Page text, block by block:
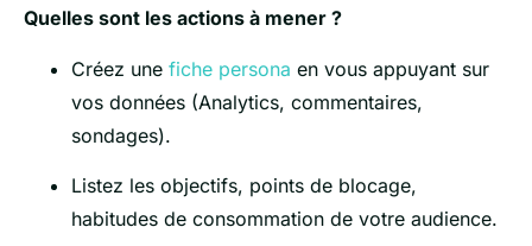
Quelles sont les actions à mener ?
Créez une fiche persona en vous appuyant sur
vos données (Analytics, commentaires,
sondages).
Listez les objectifs, points de blocage,
habitudes de consommation de votre audience.